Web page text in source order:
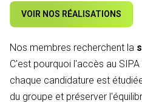
VOIR NOS RÉALISATIONS
Nos membres recherchent la
C'est pourquoi l'accès au
chaque candidature est
du groupe et préserver